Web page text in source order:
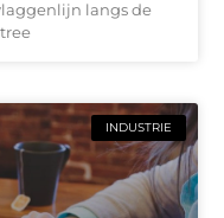
langs de
INDUSTRIE